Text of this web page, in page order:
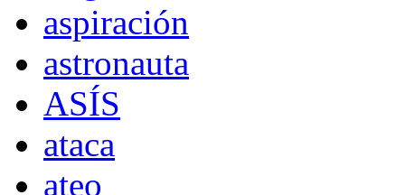
aspiración
astronauta
ASÍS
ataca
ateo